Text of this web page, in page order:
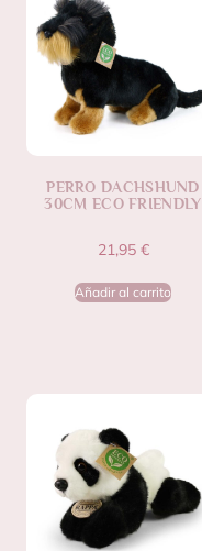
PERRO DACHSHUND
30CM ECO FRIENDLY
21,95 €
Añadir al carrito